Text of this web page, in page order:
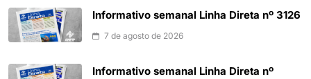
Informativo semanal Linha Direta nº 3126
7 de agosto de 2026
Informativo semanal Linha Direta nº